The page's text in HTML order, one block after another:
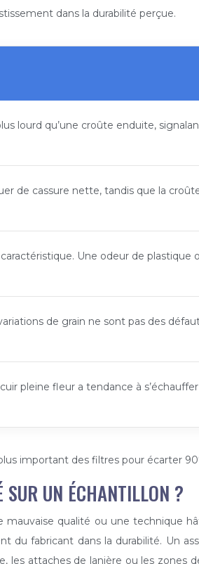
dans la durabilité perçue.
lourd qu’une croûte enduite,
de cassure nette, tandis que la
Une odeur de
de grain ne sont pas des
pleine fleur a tendance à
important des filtres pour écarter
SUR UN ÉCHANTILLON ?
mauvaise qualité ou une technique
du fabricant dans la durabilité. Un
attaches de lanière ou les zones